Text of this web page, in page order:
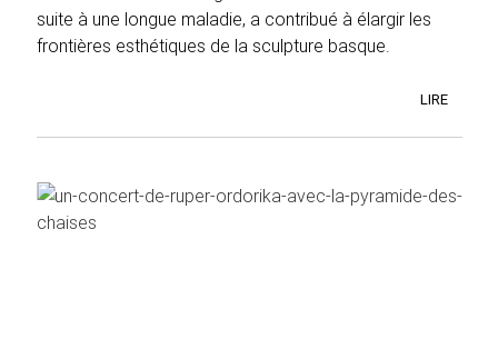
suite à une longue maladie, a contribué à élargir les
frontières esthétiques de la sculpture basque.
LIRE